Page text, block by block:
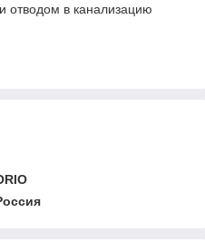
в канализацию